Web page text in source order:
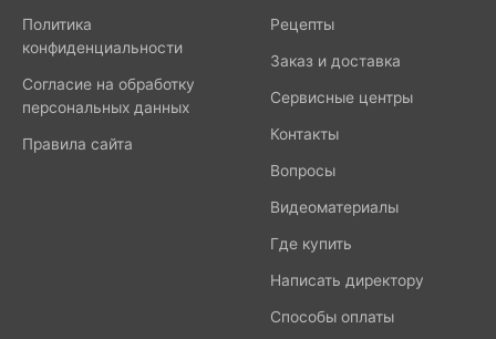
Политика
конфиденциальности
Согласие на обработку
персональных данных
Правила сайта
Рецепты
Заказ и доставка
Сервисные центры
Контакты
Вопросы
Видеоматериалы
Где купить
Написать директору
Способы оплаты